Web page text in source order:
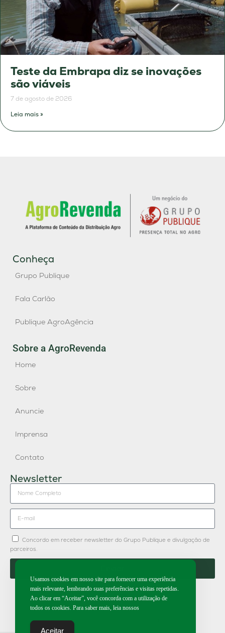
Teste da Embrapa diz se inovações
são viáveis
7 de agosto de 2026
Leia mais »
Conheça
Grupo Publique
Fala Carlão
Publique AgroAgência
Sobre a AgroRevenda
Home
Sobre
Anuncie
Imprensa
Contato
Newsletter
Concordo em receber newsletter do Grupo Publique e divulgação de
parceiros.
2026 | Todos os direitos reservados.
Usamos cookies em nosso site para fornecer uma experiência
mais relevante, lembrando suas preferências e visitas repetidas.
Ao clicar em “Aceitar”, você concorda com a utilização de
todos os cookies. Para saber mais, leia nossos
Aceitar